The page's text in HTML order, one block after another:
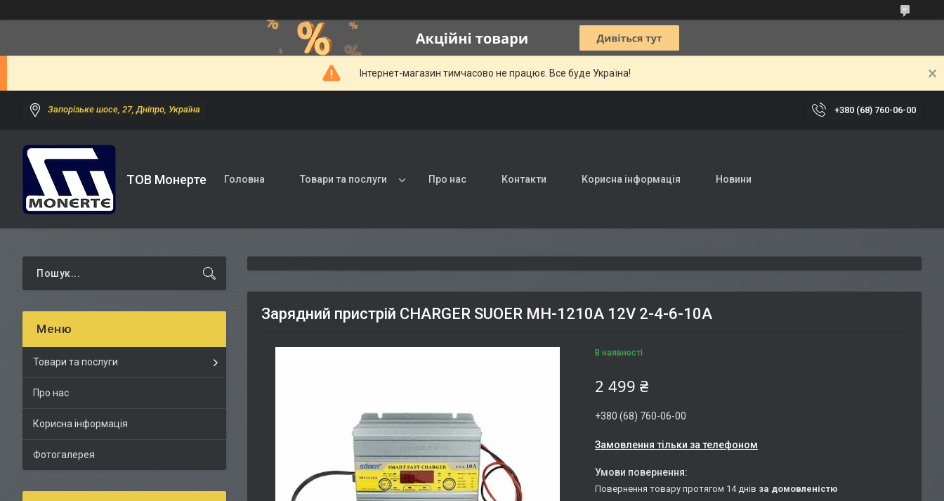
Інтернет-магазин тимчасово не працює. Все буде Україна!
Запорізьке шосе, 27, Дніпро, Україна +380 (68) 760-06-00
ТОВ Монерте Головна Товари та послуги Про нас Контакти Корисна інформація Новини
Зарядний пристрій CHARGER SUOER MH-1210A 12V 2-4-6-10A
В наявності
2 499 ₴
+380 (68) 760-06-00
Замовлення тільки за телефоном
повернення товару протягом 14 днів за домовленістю
Товари та послуги
Про нас
Корисна інформація
Фотогалерея